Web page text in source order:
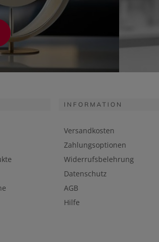
INFORMATION
Versandkosten
Zahlungsoptionen
Widerrufsbelehrung
Datenschutz
AGB
Hilfe